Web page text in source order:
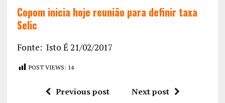
Copom inicia hoje reunião para definir taxa
Selic
Fonte: Isto É 21/02/2017
POST VIEWS: 14
Previous post Next post